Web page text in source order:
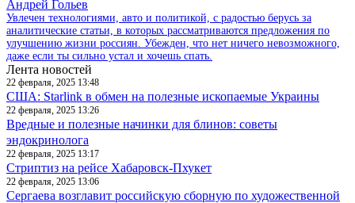
Андрей Гольев
Увлечен технологиями, авто и политикой, с радостью берусь за
аналитические статьи, в которых рассматриваются предложения по
улучшению жизни россиян. Убежден, что нет ничего невозможного,
даже если ты сильно устал и хочешь спать.
Лента новостей
22 февраля, 2025 13:48
США: Starlink в обмен на полезные ископаемые Украины
22 февраля, 2025 13:26
Вредные и полезные начинки для блинов: советы
эндокринолога
22 февраля, 2025 13:17
Стриптиз на рейсе Хабаровск-Пхукет
22 февраля, 2025 13:06
Сергаева возглавит российскую сборную по художественной